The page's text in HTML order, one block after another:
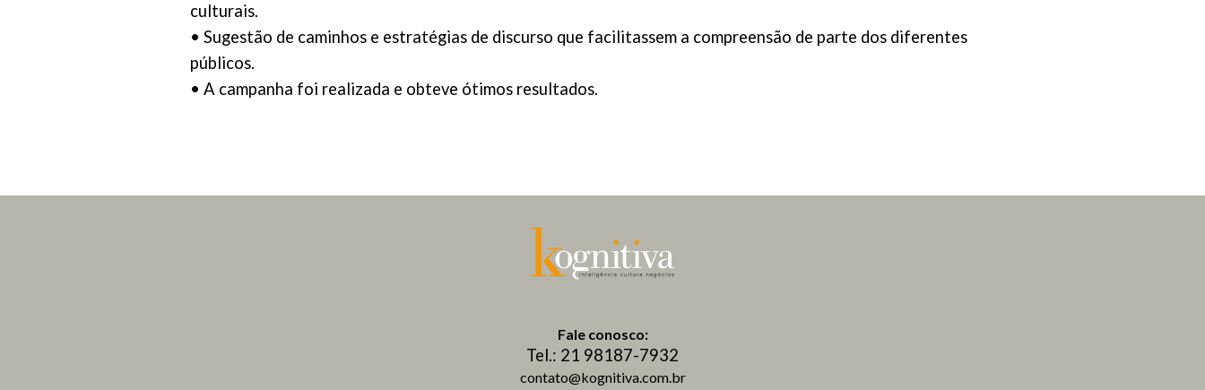
culturais.
• Sugestão de caminhos e estratégias de discurso que facilitassem a compreensão de parte dos diferentes
públicos.
• A campanha foi realizada e obteve ótimos resultados.
Fale conosco:
Tel.: 21 98187-7932
contato@kognitiva.com.br